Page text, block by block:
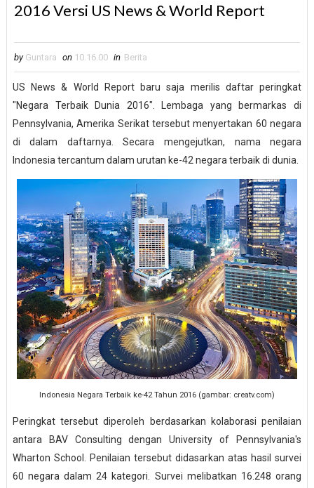
2016 Versi US News & World Report
by Guntara on 10.16.00 in Berita
US News & World Report baru saja merilis daftar peringkat
"Negara Terbaik Dunia 2016". Lembaga yang bermarkas di
Pennsylvania, Amerika Serikat tersebut menyertakan 60 negara
di dalam daftarnya. Secara mengejutkan, nama negara
Indonesia tercantum dalam urutan ke-42 negara terbaik di dunia.
Indonesia Negara Terbaik ke-42 Tahun 2016 (gambar: creatv.com)
Peringkat tersebut diperoleh berdasarkan kolaborasi penilaian
antara BAV Consulting dengan University of Pennsylvania's
Wharton School. Penilaian tersebut didasarkan atas hasil survei
60 negara dalam 24 kategori. Survei melibatkan 16.248 orang